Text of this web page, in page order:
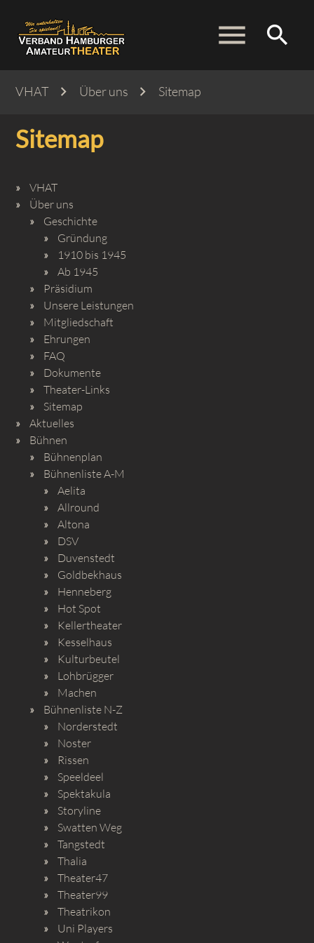
menu search
VHAT Über uns Sitemap
Sitemap
VHAT
Über uns
Geschichte
Gründung
1910 bis 1945
Ab 1945
Präsidium
Unsere Leistungen
Mitgliedschaft
Ehrungen
FAQ
Dokumente
Theater-Links
Sitemap
Aktuelles
Bühnen
Bühnenplan
Bühnenliste A-M
Aelita
Allround
Altona
DSV
Duvenstedt
Goldbekhaus
Henneberg
Hot Spot
Kellertheater
Kesselhaus
Kulturbeutel
Lohbrügger
Machen
Bühnenliste N-Z
Norderstedt
Noster
Rissen
Speeldeel
Spektakula
Storyline
Swatten Weg
Tangstedt
Thalia
Theater47
Theater99
Theatrikon
Uni Players